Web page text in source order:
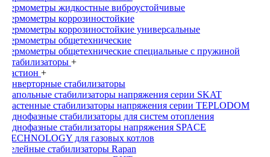
Термометры жидкостные виброустойчивые
Термометры коррозиностойкие
Термометры коррозиностойкие универсальные
Термометры общетехнические
Термометры общетехнические специальные с пружиной
Стабилизаторы +
Бастион +
Инверторные стабилизаторы
Напольные стабилизаторы напряжения серии SKAT
Настенные стабилизаторы напряжения серии TEPLODOM
Однофазные стабилизаторы для систем отопления
Однофазные стабилизаторы напряжения SPACE
TECHNOLOGY для газовых котлов
Релейные стабилизаторы Rapan